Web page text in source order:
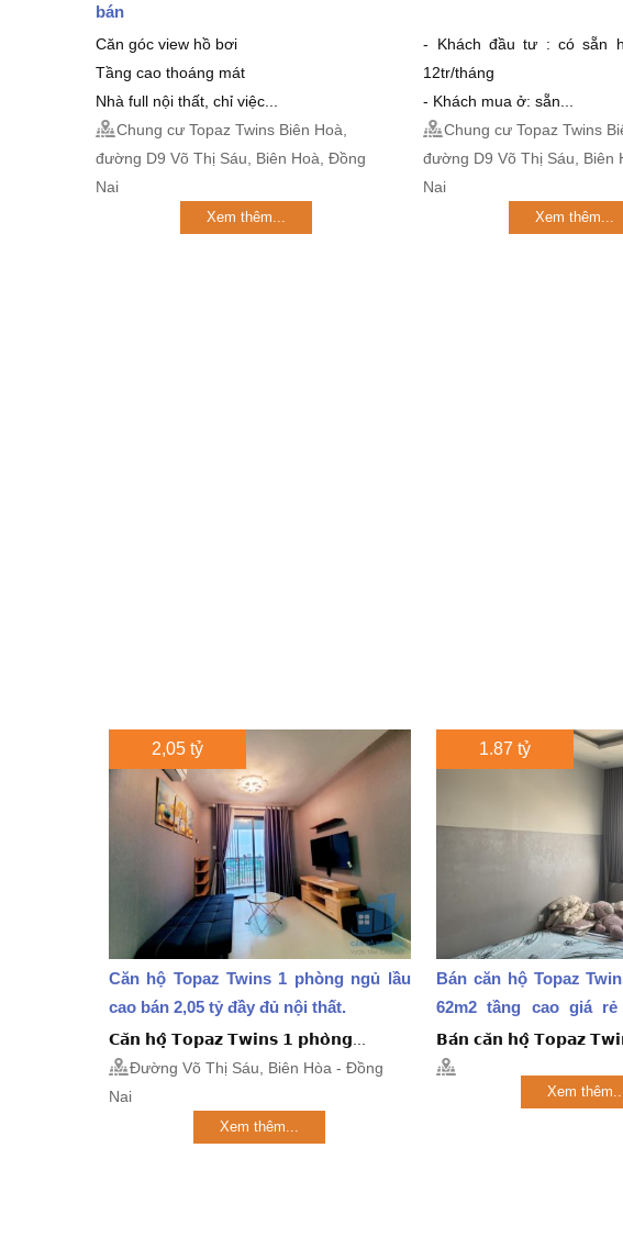
bán
Căn góc view hồ bơi
Tầng cao thoáng mát
Nhà full nội thất, chỉ việc...
Chung cư Topaz Twins Biên Hoà,
đường D9 Võ Thị Sáu, Biên Hoà, Đồng
Nai
Xem thêm...
- Khách đầu tư : có sẵn
12tr/tháng
- Khách mua ở: sẵn...
Chung cư Topaz Twins
đường D9 Võ Thị Sáu, Biên
Nai
Xem thêm...
2,05 tỷ
Căn hộ Topaz Twins 1 phòng ngủ lầu
cao bán 2,05 tỷ đầy đủ nội thất.
𝗖𝗮̆𝗻 𝗵𝗼̣̂ 𝗧𝗼𝗽𝗮𝘇 𝗧𝘄𝗶𝗻𝘀 𝟭 𝗽𝗵𝗼̀𝗻𝗴...
Đường Võ Thị Sáu, Biên Hòa - Đồng
Nai
Xem thêm...
1.87 tỷ
Bán căn hộ Topaz
62m2 tầng cao giá
giấy...
𝗕𝗮́𝗻 𝗰𝗮̆𝗻 𝗵𝗼̣̂ 𝗧𝗼𝗽𝗮𝘇
Xem